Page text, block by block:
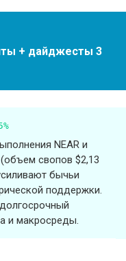
+ дайджесты 3
NEAR и
свопов $2,13
бычьи
поддержки.
и макросреды.